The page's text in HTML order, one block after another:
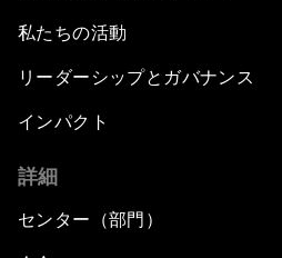
私たちの活動
リーダーシップとガバナンス
インパクト
詳細
センター（部門）